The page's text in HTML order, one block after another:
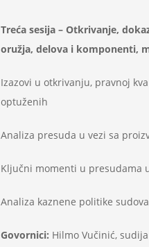
Treća sesija – Otkrivanje,
oružja, delova i komponenti,
Izazovi u otkrivanju, pravnoj
optuženih
Analiza presuda u vezi sa
Ključni momenti u presudama
Analiza kaznene politike sudova
Govornici: Hilmo Vučinić,